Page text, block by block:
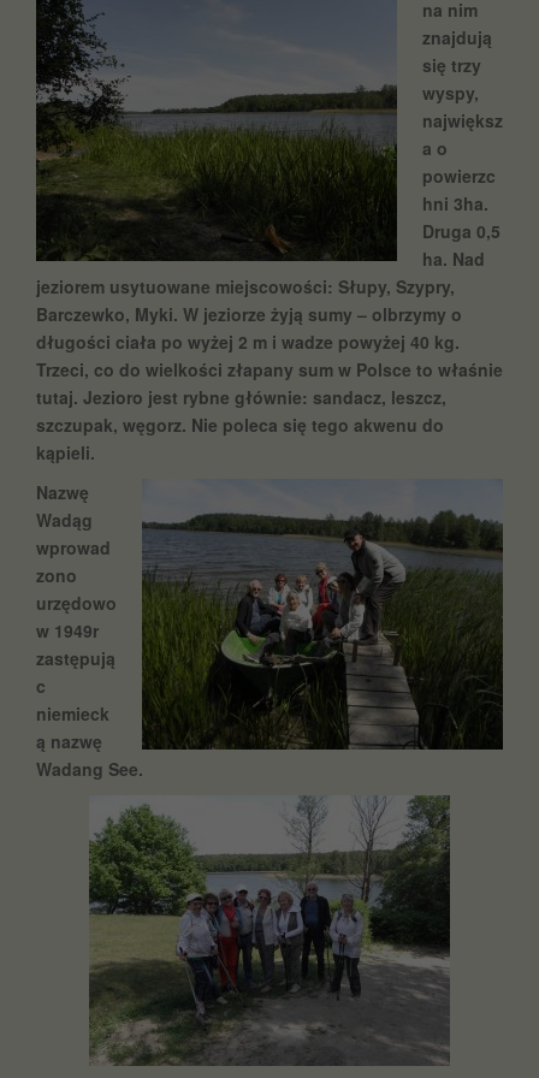
na nim
znajdują
się trzy
wyspy,
największ
a o
powierzc
hni 3ha.
Druga 0,5
ha. Nad
jeziorem usytuowane miejscowości: Słupy, Szypry,
Barczewko, Myki. W jeziorze żyją sumy – olbrzymy o
długości ciała po wyżej 2 m i wadze powyżej 40 kg.
Trzeci, co do wielkości złapany sum w Polsce to właśnie
tutaj. Jezioro jest rybne głównie: sandacz, leszcz,
szczupak, węgorz. Nie poleca się tego akwenu do
kąpieli.
Nazwę
Wadąg
wprowad
zono
urzędowo
w 1949r
zastępują
c
niemieck
ą nazwę
Wadang See.